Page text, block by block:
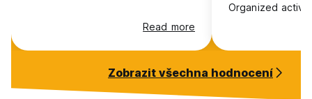
Read more
Organized
Zobrazit všechna hodnocení